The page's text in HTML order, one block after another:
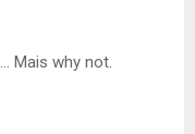
Mais why not.